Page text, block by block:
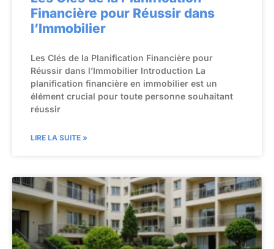
Financière pour Réussir dans
l’Immobilier
Les Clés de la Planification Financière pour
Réussir dans l’Immobilier Introduction La
planification financière en immobilier est un
élément crucial pour toute personne souhaitant
réussir
LIRE LA SUITE »